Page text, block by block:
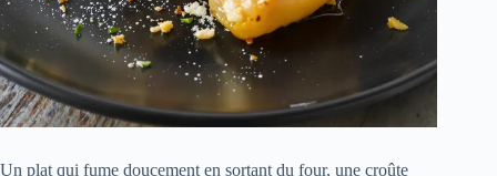
Un plat qui fume doucement en sortant du four, une croûte